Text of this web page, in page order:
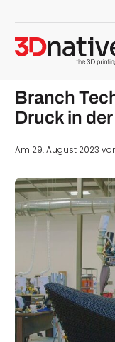
Branch
Druck in
Am 29. August 2023